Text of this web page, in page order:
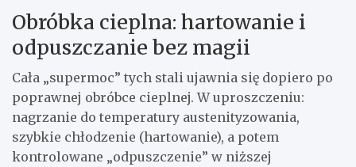
Obróbka cieplna: hartowanie i
odpuszczanie bez magii
Cała „supermoc” tych stali ujawnia się dopiero po
poprawnej obróbce cieplnej. W uproszczeniu:
nagrzanie do temperatury austenityzowania,
szybkie chłodzenie (hartowanie), a potem
kontrolowane „odpuszczenie” w niższej